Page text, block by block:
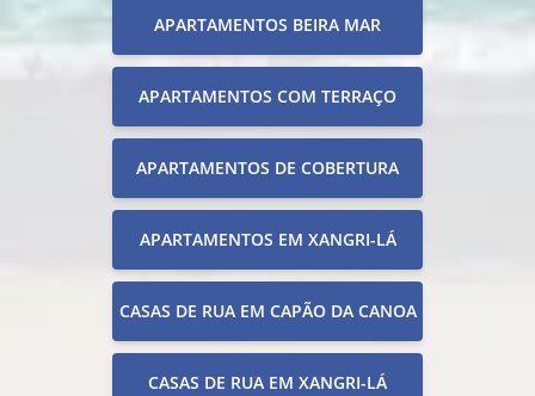
APARTAMENTOS BEIRA MAR
APARTAMENTOS COM TERRAÇO
APARTAMENTOS DE COBERTURA
APARTAMENTOS EM XANGRI-LÁ
CASAS DE RUA EM CAPÃO DA CANOA
CASAS DE RUA EM XANGRI-LÁ